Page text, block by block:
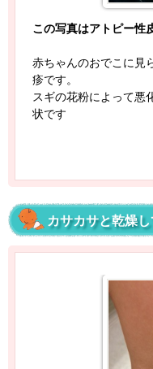
この写真はアトピー性
赤ちゃんのおでこに見
疹です。
スギの花粉によって悪
状です
カサカサと乾燥